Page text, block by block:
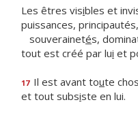
Les êtres visibles et
puissances, principautés,
souverainetés,
tout est créé par lui et
17 Il est avant toute
et tout subsiste en lui.